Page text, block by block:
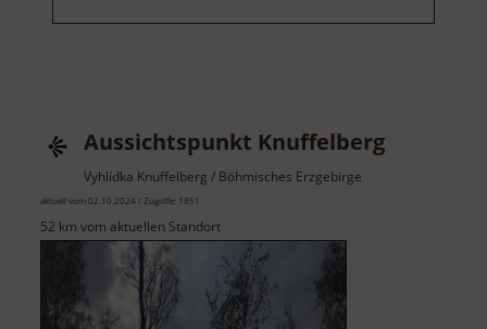
Aussichtspunkt Knuffelberg
Vyhlídka Knuffelberg / Böhmisches Erzgebirge
aktuell vom 02.10.2024 / Zugriffe: 1851
52 km vom aktuellen Standort